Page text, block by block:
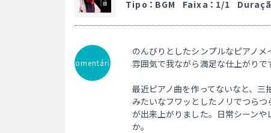
Tipo ： BGM Faixa ： 1/1
Comentário
のんびりとしたシンプルなピアノ
雰囲気で我ながら満足な仕上がりで
最近ピアノ曲を作ってないなと、三
みたいなフワッとしたノリでつら
が出来上がりました。日常シーン
か。